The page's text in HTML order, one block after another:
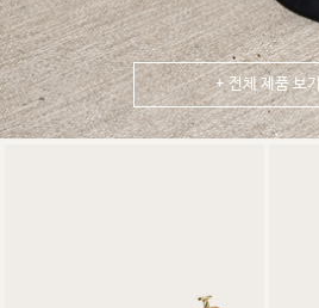
+ 전체 제품 보